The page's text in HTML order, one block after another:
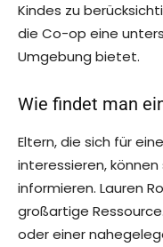
Kindes zu
die Co-op eine
Umgebung bietet.
Wie findet man
Eltern, die sich für
interessieren,
informieren. Lauren
großartige
oder einer